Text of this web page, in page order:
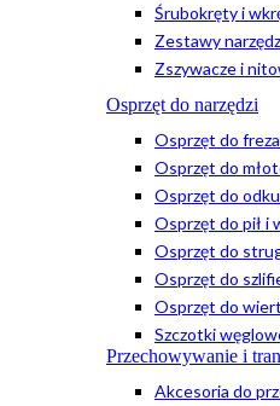
Śrubokręty i
Zestawy
Zszywacze i
Osprzęt do narzędzi
Osprzęt do
Osprzęt do
Osprzęt do
Osprzęt do pił i
Osprzęt do
Osprzęt do
Osprzęt do
Szczotki
Przechowywanie i
Akcesoria do